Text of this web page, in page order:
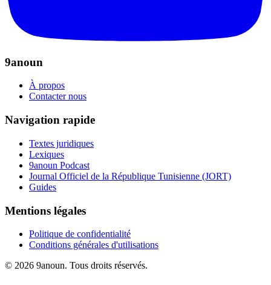
9anoun
À propos
Contacter nous
Navigation rapide
Textes juridiques
Lexiques
9anoun Podcast
Journal Officiel de la République Tunisienne (JORT)
Guides
Mentions légales
Politique de confidentialité
Conditions générales d'utilisations
© 2026 9anoun. Tous droits réservés.